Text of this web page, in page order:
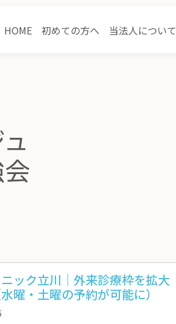
HOME 初めての方へ 当法人について
ック立川｜外来診療枠を拡大
曜・土曜の予約が可能に）